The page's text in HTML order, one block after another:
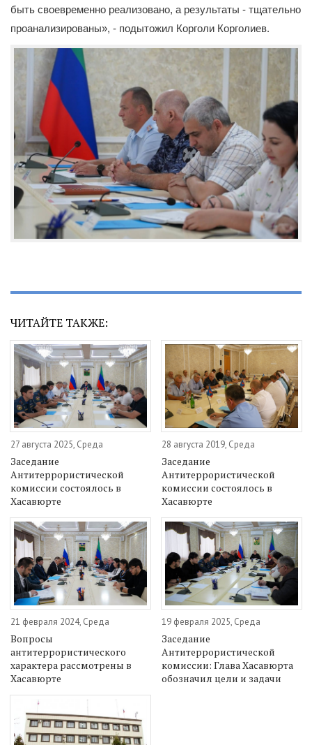
быть своевременно реализовано, а результаты - тщательно
проанализированы», - подытожил Корголи Корголиев.
ЧИТАЙТЕ ТАКЖЕ:
27 августа 2025, Среда
Заседание
Антитеррористической
комиссии состоялось в
Хасавюрте
28 августа 2019, Среда
Заседание
Антитеррористической
комиссии состоялось в
Хасавюрте
21 февраля 2024, Среда
Вопросы
антитеррористического
характера рассмотрены в
Хасавюрте
19 февраля 2025, Среда
Заседание
Антитеррористической
комиссии: Глава Хасавюрта
обозначил цели и задачи